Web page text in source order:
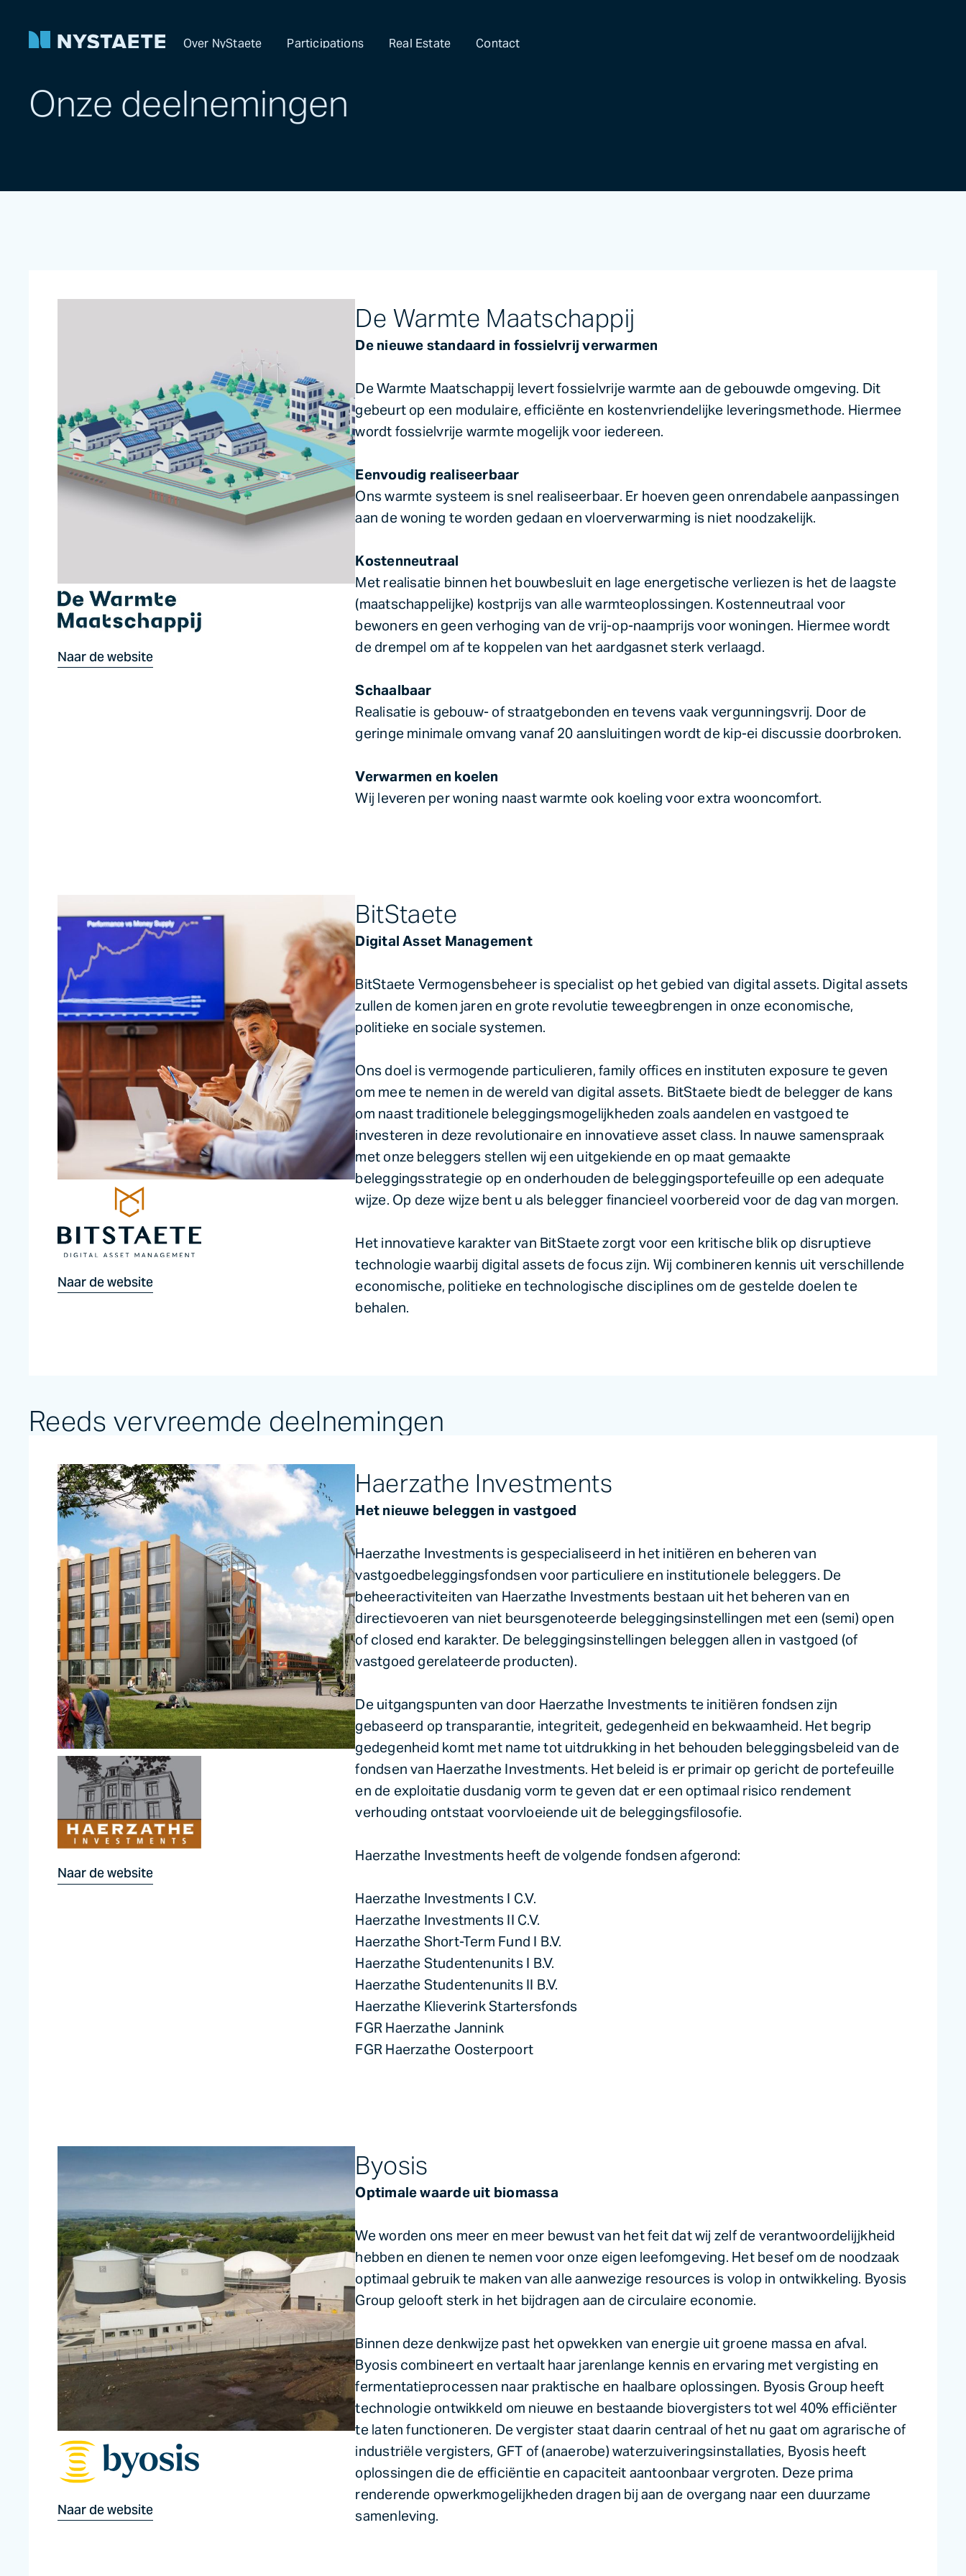
Over NyStaete Participations Real Estate Contact
Onze deelnemingen
Naar de website
De Warmte Maatschappij
De nieuwe standaard in fossielvrij verwarmen
De Warmte Maatschappij levert fossielvrije warmte aan de gebouwde omgeving. Dit
gebeurt op een modulaire, efficiënte en kostenvriendelijke leveringsmethode. Hiermee
wordt fossielvrije warmte mogelijk voor iedereen.
Eenvoudig realiseerbaar
Ons warmte systeem is snel realiseerbaar. Er hoeven geen onrendabele aanpassingen
aan de woning te worden gedaan en vloerverwarming is niet noodzakelijk.
Kostenneutraal
Met realisatie binnen het bouwbesluit en lage energetische verliezen is het de laagste
(maatschappelijke) kostprijs van alle warmteoplossingen. Kostenneutraal voor
bewoners en geen verhoging van de vrij-op-naamprijs voor woningen. Hiermee wordt
de drempel om af te koppelen van het aardgasnet sterk verlaagd.
Schaalbaar
Realisatie is gebouw- of straatgebonden en tevens vaak vergunningsvrij. Door de
geringe minimale omvang vanaf 20 aansluitingen wordt de kip-ei discussie doorbroken.
Verwarmen en koelen
Wij leveren per woning naast warmte ook koeling voor extra wooncomfort.
Naar de website
BitStaete
Digital Asset Management
BitStaete Vermogensbeheer is specialist op het gebied van digital assets. Digital assets
zullen de komen jaren en grote revolutie teweegbrengen in onze economische,
politieke en sociale systemen.
Ons doel is vermogende particulieren, family offices en instituten exposure te geven
om mee te nemen in de wereld van digital assets. BitStaete biedt de belegger de kans
om naast traditionele beleggingsmogelijkheden zoals aandelen en vastgoed te
investeren in deze revolutionaire en innovatieve asset class. In nauwe samenspraak
met onze beleggers stellen wij een uitgekiende en op maat gemaakte
beleggingsstrategie op en onderhouden de beleggingsportefeuille op een adequate
wijze. Op deze wijze bent u als belegger financieel voorbereid voor de dag van morgen.
Het innovatieve karakter van BitStaete zorgt voor een kritische blik op disruptieve
technologie waarbij digital assets de focus zijn. Wij combineren kennis uit verschillende
economische, politieke en technologische disciplines om de gestelde doelen te
behalen.
Reeds vervreemde deelnemingen
Naar de website
Haerzathe Investments
Het nieuwe beleggen in vastgoed
Haerzathe Investments is gespecialiseerd in het initiëren en beheren van
vastgoedbeleggingsfondsen voor particuliere en institutionele beleggers. De
beheeractiviteiten van Haerzathe Investments bestaan uit het beheren van en
directievoeren van niet beursgenoteerde beleggingsinstellingen met een (semi) open
of closed end karakter. De beleggingsinstellingen beleggen allen in vastgoed (of
vastgoed gerelateerde producten).
De uitgangspunten van door Haerzathe Investments te initiëren fondsen zijn
gebaseerd op transparantie, integriteit, gedegenheid en bekwaamheid. Het begrip
gedegenheid komt met name tot uitdrukking in het behouden beleggingsbeleid van de
fondsen van Haerzathe Investments. Het beleid is er primair op gericht de portefeuille
en de exploitatie dusdanig vorm te geven dat er een optimaal risico rendement
verhouding ontstaat voorvloeiende uit de beleggingsfilosofie.
Haerzathe Investments heeft de volgende fondsen afgerond:
Haerzathe Investments I C.V.
Haerzathe Investments II C.V.
Haerzathe Short-Term Fund I B.V.
Haerzathe Studentenunits I B.V.
Haerzathe Studentenunits II B.V.
Haerzathe Klieverink Startersfonds
FGR Haerzathe Jannink
FGR Haerzathe Oosterpoort
Naar de website
Byosis
Optimale waarde uit biomassa
We worden ons meer en meer bewust van het feit dat wij zelf de verantwoordelijjkheid
hebben en dienen te nemen voor onze eigen leefomgeving. Het besef om de noodzaak
optimaal gebruik te maken van alle aanwezige resources is volop in ontwikkeling. Byosis
Group gelooft sterk in het bijdragen aan de circulaire economie.
Binnen deze denkwijze past het opwekken van energie uit groene massa en afval.
Byosis combineert en vertaalt haar jarenlange kennis en ervaring met vergisting en
fermentatieprocessen naar praktische en haalbare oplossingen. Byosis Group heeft
technologie ontwikkeld om nieuwe en bestaande biovergisters tot wel 40% efficiënter
te laten functioneren. De vergister staat daarin centraal of het nu gaat om agrarische of
industriële vergisters, GFT of (anaerobe) waterzuiveringsinstallaties, Byosis heeft
oplossingen die de efficiëntie en capaciteit aantoonbaar vergroten. Deze prima
renderende opwerkmogelijkheden dragen bij aan de overgang naar een duurzame
samenleving.